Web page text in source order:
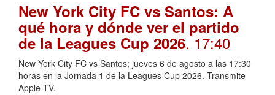
New York City FC vs Santos: A
qué hora y dónde ver el partido
de la Leagues Cup 2026. 17:40
New York City FC vs Santos; jueves 6 de agosto a las 17:30
horas en la Jornada 1 de la Leagues Cup 2026. Transmite
Apple TV.